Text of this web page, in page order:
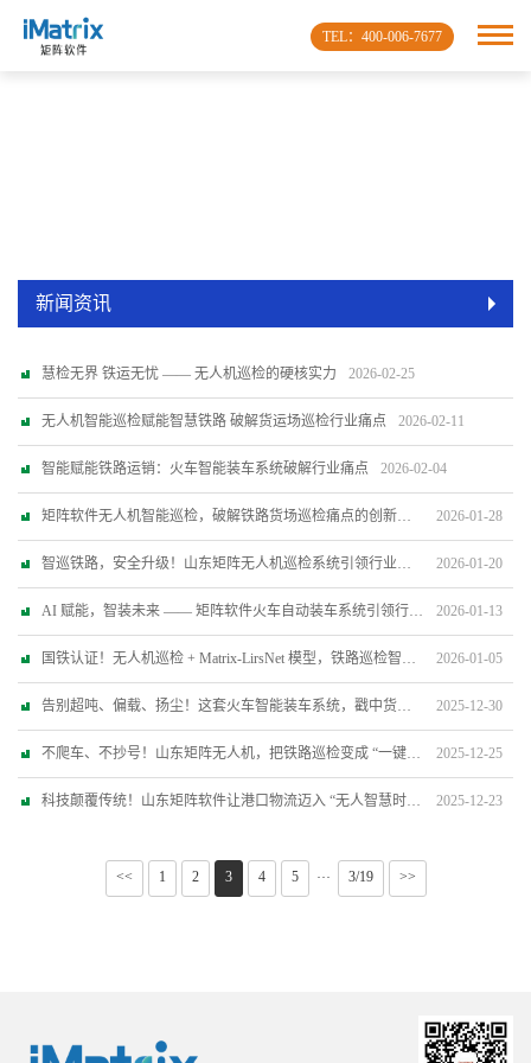
TEL：400-006-7677
新闻资讯
慧检无界 铁运无忧 —— 无人机巡检的硬核实力 2026-02-25
无人机智能巡检赋能智慧铁路 破解货运场巡检行业痛点 2026-02-11
智能赋能铁路运销：火车智能装车系统破解行业痛点 2026-02-04
矩阵软件无人机智能巡检，破解铁路货场巡检痛点的创新方案 2026-01-28
智巡铁路，安全升级！山东矩阵无人机巡检系统引领行业变革 2026-01-20
AI 赋能，智装未来 —— 矩阵软件火车自动装车系统引领行业变革 2026-01-13
国铁认证！无人机巡检 + Matrix-LirsNet 模型，铁路巡检智能化革命，安全管控再升级 2026-01-05
告别超吨、偏载、扬尘！这套火车智能装车系统，戳中货运所有痛点 2025-12-30
不爬车、不抄号！山东矩阵无人机，把铁路巡检变成 “一键操作” 2025-12-25
科技颠覆传统！山东矩阵软件让港口物流迈入 “无人智慧时代” 2025-12-23
<< 1 2 3 4 5 ··· 3/19 >>